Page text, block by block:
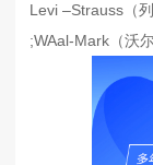
Levi –Strauss（
;WAal-Mark（沃